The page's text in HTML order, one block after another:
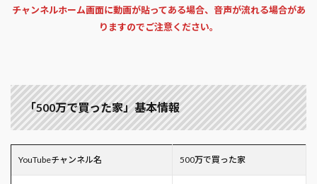
チャンネルホーム画面に動画が貼ってある場合、音声が流れる場合があ
りますのでご注意ください。
「500万で買った家」基本情報
YouTubeチャンネル名 500万で買った家